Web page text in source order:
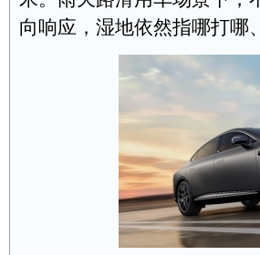
向响应，湿地依然指哪打哪